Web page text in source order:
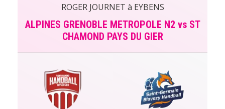
ROGER JOURNET à EYBENS
ALPINES GRENOBLE METROPOLE N2 vs ST
CHAMOND PAYS DU GIER